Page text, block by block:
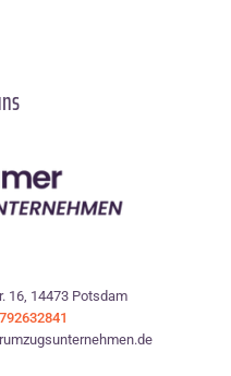
16, 14473 Potsdam